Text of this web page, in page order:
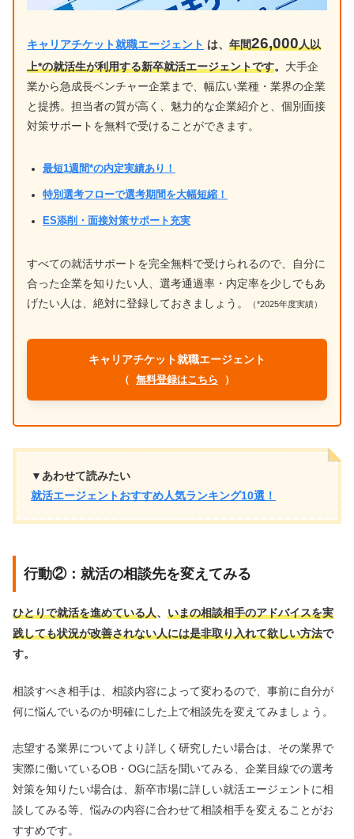
キャリアチケット就職エージェント は、 年間26,000人以
上*の就活生が利用する新卒就活エージェントです。 大手企
業から急成長ベンチャー企業まで、幅広い業種・業界の企業
と提携。担当者の質が高く、魅力的な企業紹介と、個別面接
対策サポートを無料で受けることができます。
最短1週間*の内定実績あり！
特別選考フローで選考期間を大幅短縮！
ES添削・面接対策サポート充実
すべての就活サポートを完全無料で受けられるので、自分に
合った企業を知りたい人、選考通過率・内定率を少しでもあ
げたい人は、絶対に登録しておきましょう。
（*2025年度実績）
キャリアチケット就職エージェント
（ 無料登録はこちら ）
▼あわせて読みたい
就活エージェントおすすめ人気ランキング10選！
行動②：就活の相談先を変えてみる
ひとりで就活を進めている人、 いまの相談相手のアドバイスを実
践しても状況が改善されない人には是非取り入れて欲しい方法で
す。
相談すべき相手は、相談内容によって変わるので、事前に自分が
何に悩んでいるのか明確にした上で相談先を変えてみましょう。
志望する業界についてより詳しく研究したい場合は、その業界で
実際に働いているOB・OGに話を聞いてみる、企業目線での選考
対策を知りたい場合は、新卒市場に詳しい就活エージェントに相
談してみる等、悩みの内容に合わせて相談相手を変えることがお
すすめです。